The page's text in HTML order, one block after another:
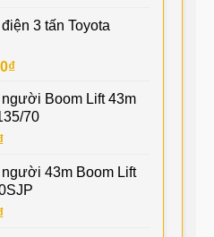
3 tấn Toyota
₫
Boom Lift 43m
70
43m Boom Lift